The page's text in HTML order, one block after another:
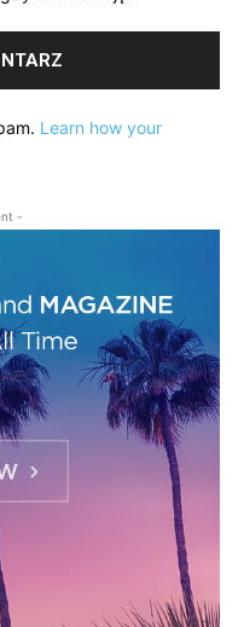
Learn how your
-